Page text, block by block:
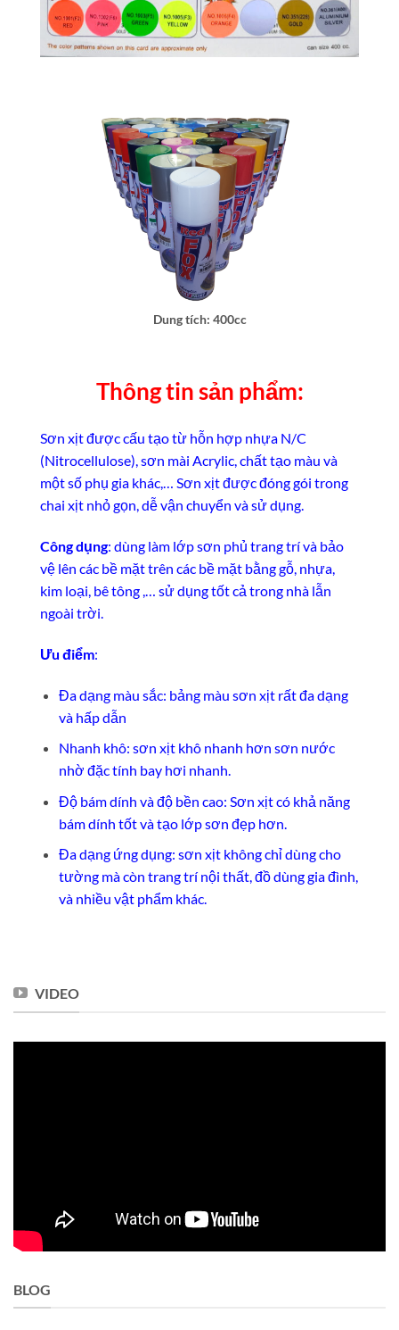
Dung tích: 400cc
Thông tin sản phẩm:
Sơn xịt được cấu tạo từ hỗn hợp nhựa N/C
(Nitrocellulose), sơn mài Acrylic, chất tạo màu và
một số phụ gia khác,… Sơn xịt được đóng gói trong
chai xịt nhỏ gọn, dễ vận chuyển và sử dụng.
Công dụng: dùng làm lớp sơn phủ trang trí và bảo
vệ lên các bề mặt trên các bề mặt bằng gỗ, nhựa,
kim loại, bê tông ,… sử dụng tốt cả trong nhà lẫn
ngoài trời.
Ưu điểm:
Đa dạng màu sắc: bảng màu sơn xịt rất đa dạng
và hấp dẫn
Nhanh khô: sơn xịt khô nhanh hơn sơn nước
nhờ đặc tính bay hơi nhanh.
Độ bám dính và độ bền cao: Sơn xịt có khả năng
bám dính tốt và tạo lớp sơn đẹp hơn.
Đa dạng ứng dụng: sơn xịt không chỉ dùng cho
tường mà còn trang trí nội thất, đồ dùng gia đình,
và nhiều vật phẩm khác.
VIDEO
BLOG